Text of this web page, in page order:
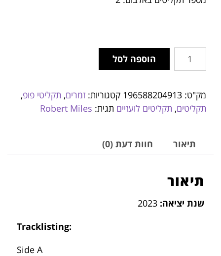
הוספה לסל
מק"ט: 196588204913 קטגוריות: זמרים, תקליטי פופ,
תקליטים, תקליטים לועזיים תגית: Robert Miles
תיאור חוות דעת (0)
תיאור
שנת יציאה:
Tracklisting:
Side A